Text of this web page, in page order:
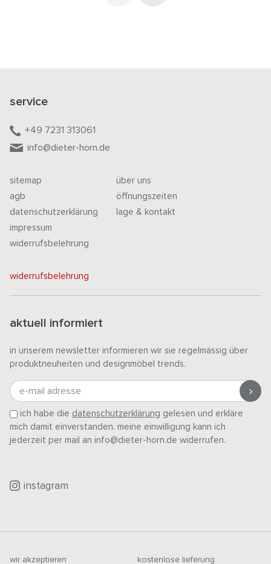
service
+49 7231 313061
info@dieter-horn.de
sitemap
agb
datenschutzerklärung
impressum
widerrufsbelehrung
über uns
öffnungszeiten
lage & kontakt
widerrufsbelehrung
aktuell informiert
in unserem newsletter informieren wir sie regelmässig über
produktneuheiten und designmöbel trends.
e-mail adresse
ich habe die datenschutzerklärung gelesen und erkläre
mich damit einverstanden. meine einwilligung kann ich
jederzeit per mail an info@dieter-horn.de widerrufen.
instagram
wir akzeptieren kostenlose lieferung